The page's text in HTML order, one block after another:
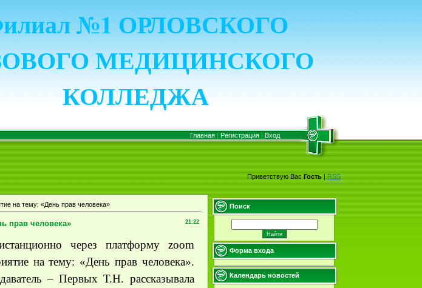
№1 ОРЛОВСКОГО
МЕДИЦИНСКОГО
КОЛЛЕДЖА
Главная| Регистрация| Вход
Приветствую Вас Гость|RSS
на тему: «День прав человека»
21:22
прав человека»
через платформу zoom
на тему: «День прав человека».
– Первых Т.Н. рассказывала
Поиск
Форма входа
Календарь новостей